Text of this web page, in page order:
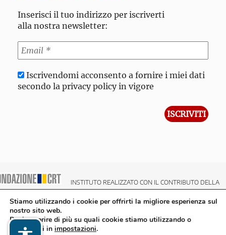
Inserisci il tuo indirizzo per iscriverti
alla nostra newsletter:
Iscrivendomi acconsento a fornire i miei dati
secondo la privacy policy in vigore
INSTITUTO REALIZZATO CON IL CONTRIBUTO DELLA
Stiamo utilizzando i cookie per offrirti la migliore esperienza sul
nostro sito web.
Puoi scoprire di più su quali cookie stiamo utilizzando o
disattivarli in impostazioni.